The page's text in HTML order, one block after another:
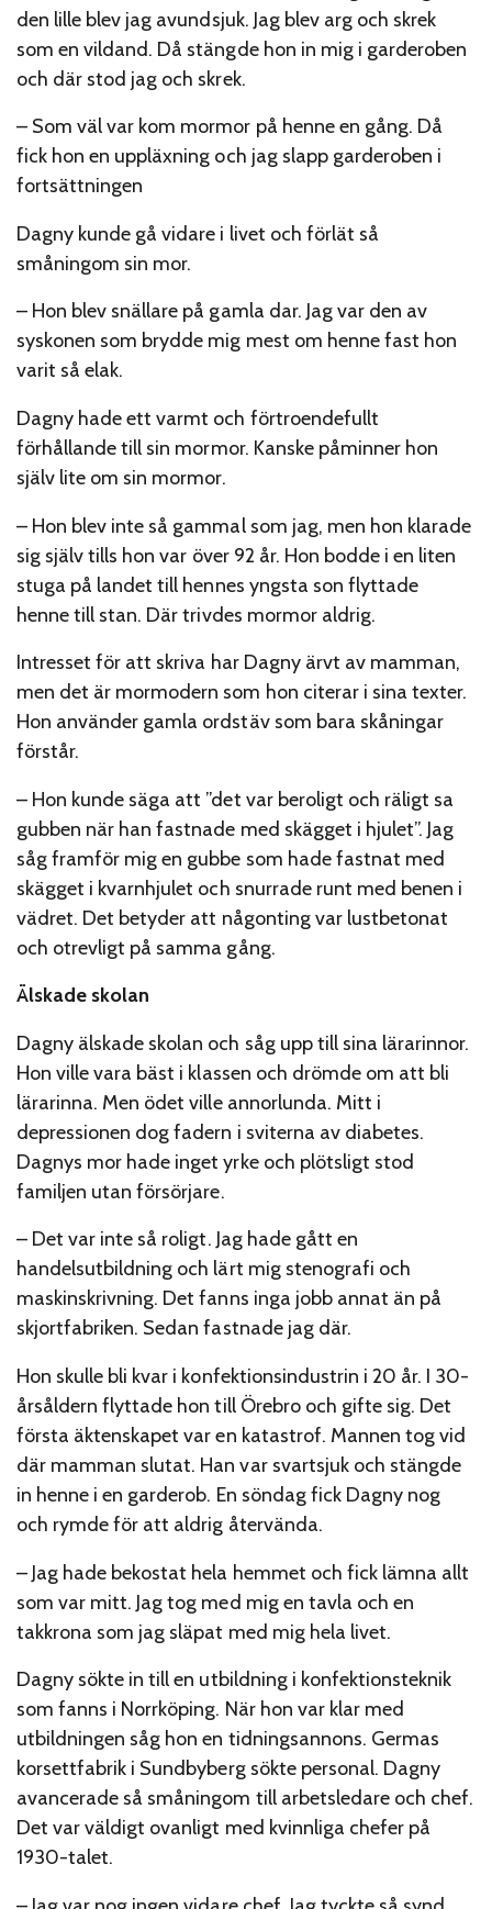
den lille blev jag avundsjuk. Jag blev arg och skrek
som en vildand. Då stängde hon in mig i garderoben
och där stod jag och skrek.
– Som väl var kom mormor på henne en gång. Då
fick hon en uppläxning och jag slapp garderoben i
fortsättningen
Dagny kunde gå vidare i livet och förlät så
småningom sin mor.
– Hon blev snällare på gamla dar. Jag var den av
syskonen som brydde mig mest om henne fast hon
varit så elak.
Dagny hade ett varmt och förtroendefullt
förhållande till sin mormor. Kanske påminner hon
själv lite om sin mormor.
– Hon blev inte så gammal som jag, men hon klarade
sig själv tills hon var över 92 år. Hon bodde i en liten
stuga på landet till hennes yngsta son flyttade
henne till stan. Där trivdes mormor aldrig.
Intresset för att skriva har Dagny ärvt av mamman,
men det är mormodern som hon citerar i sina texter.
Hon använder gamla ordstäv som bara skåningar
förstår.
– Hon kunde säga att ”det var beroligt och räligt sa
gubben när han fastnade med skägget i hjulet”. Jag
såg framför mig en gubbe som hade fastnat med
skägget i kvarnhjulet och snurrade runt med benen i
vädret. Det betyder att någonting var lustbetonat
och otrevligt på samma gång.
Älskade skolan
Dagny älskade skolan och såg upp till sina lärarinnor.
Hon ville vara bäst i klassen och drömde om att bli
lärarinna. Men ödet ville annorlunda. Mitt i
depressionen dog fadern i sviterna av diabetes.
Dagnys mor hade inget yrke och plötsligt stod
familjen utan försörjare.
– Det var inte så roligt. Jag hade gått en
handelsutbildning och lärt mig stenografi och
maskinskrivning. Det fanns inga jobb annat än på
skjortfabriken. Sedan fastnade jag där.
Hon skulle bli kvar i konfektionsindustrin i 20 år. I 30-
årsåldern flyttade hon till Örebro och gifte sig. Det
första äktenskapet var en katastrof. Mannen tog vid
där mamman slutat. Han var svartsjuk och stängde
in henne i en garderob. En söndag fick Dagny nog
och rymde för att aldrig återvända.
– Jag hade bekostat hela hemmet och fick lämna allt
som var mitt. Jag tog med mig en tavla och en
takkrona som jag släpat med mig hela livet.
Dagny sökte in till en utbildning i konfektionsteknik
som fanns i Norrköping. När hon var klar med
utbildningen såg hon en tidningsannons. Germas
korsettfabrik i Sundbyberg sökte personal. Dagny
avancerade så småningom till arbetsledare och chef.
Det var väldigt ovanligt med kvinnliga chefer på
1930-talet.